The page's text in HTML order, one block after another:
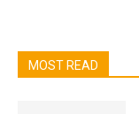
MOST READ